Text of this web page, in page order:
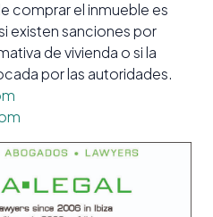
comprar el inmueble es
existen sanciones por
de vivienda o si la
por las autoridades.